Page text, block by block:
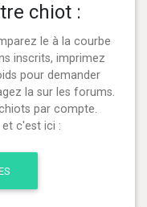
chiot :
le à la courbe
inscrits, imprimez
pour demander
la sur les forums.
par compte.
c'est ici :